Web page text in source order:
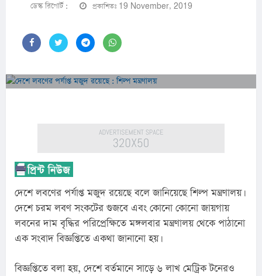
ডেস্ক রিপোর্ট : প্রকাশিতঃ 19 November, 2019
দেশে লবণের পর্যাপ্ত মজুদ রয়েছে বলে জানিয়েছে শিল্প মন্ত্রণালয়।
দেশে চরম লবণ সংকটের গুজবে এবং কোনো কোনো জায়গায়
লবনের দাম বৃদ্ধির পরিপ্রেক্ষিতে মঙ্গলবার মন্ত্রণালয় থেকে পাঠানো
এক সংবাদ বিজ্ঞপ্তিতে একথা জানানো হয়।
বিজ্ঞপ্তিতে বলা হয়, দেশে বর্তমানে সাড়ে ৬ লাখ মেট্রিক টনেরও